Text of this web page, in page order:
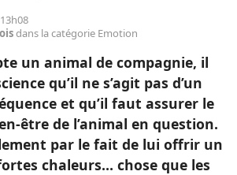
dans la catégorie Emotion
un animal de compagnie, il
qu’il ne s’agit pas d’un
et qu’il faut assurer le
être de l’animal en question.
par le fait de lui offrir un
chaleurs… chose que les